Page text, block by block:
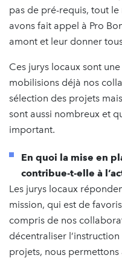
pas de pré-requis, tout
avons fait appel à Pro
amont et leur donner
Ces jurys locaux sont
mobilisions déjà nos
sélection des projets
sont aussi nombreux et
important.
En quoi la mise en
contribue-t-elle à
Les jurys locaux
mission, qui est de
compris de nos
décentraliser
projets, nous